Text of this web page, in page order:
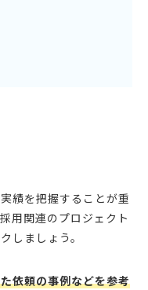
績を把握することが重
用関連のプロジェクト
しましょう。
依頼の事例などを参考